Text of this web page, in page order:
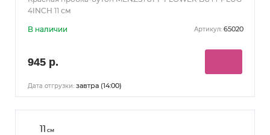
4INCH 11 см
В наличии Артикул: 65020
945 р.
Дата отгрузки: завтра (14:00)
11 см